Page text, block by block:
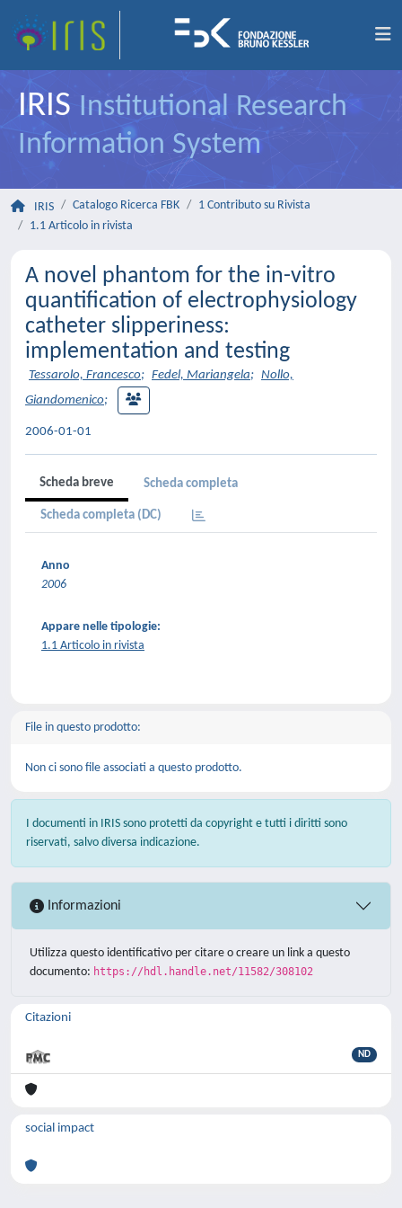
IRIS Institutional Research
Information System
IRIS Catalogo Ricerca FBK
1 Contributo su Rivista
1.1 Articolo in rivista
A novel phantom for the in-vitro
quantification of electrophysiology
catheter slipperiness:
implementation and testing
Tessarolo, Francesco; Fedel, Mariangela; Nollo,
Giandomenico;
2006-01-01
Scheda breve Scheda completa
Scheda completa (DC)
Anno
2006
Appare nelle tipologie:
1.1 Articolo in rivista
File in questo prodotto:
Non ci sono file associati a questo prodotto.
I documenti in IRIS sono protetti da copyright e tutti i diritti sono
riservati, salvo diversa indicazione.
Informazioni
Utilizza questo identificativo per citare o creare un link a questo
documento: https://hdl.handle.net/11582/308102
Citazioni
ND
social impact